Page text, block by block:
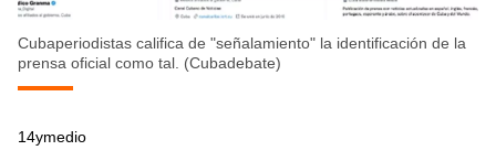
Cubaperiodistas califica de "señalamiento" la identificación de la
prensa oficial como tal. (Cubadebate)
14ymedio